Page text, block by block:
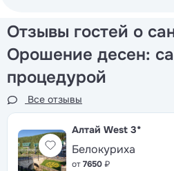
Отзывы гостей о
Орошение десен:
процедурой
Все отзывы
Алтай West 3*
Белокуриха
от7650₽